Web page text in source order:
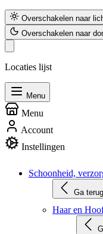
Overschakelen naar
Overschakelen naar
Locaties lijst
Menu
Menu
Account
Instellingen
Schoonheid,
Ga terug
Haar en